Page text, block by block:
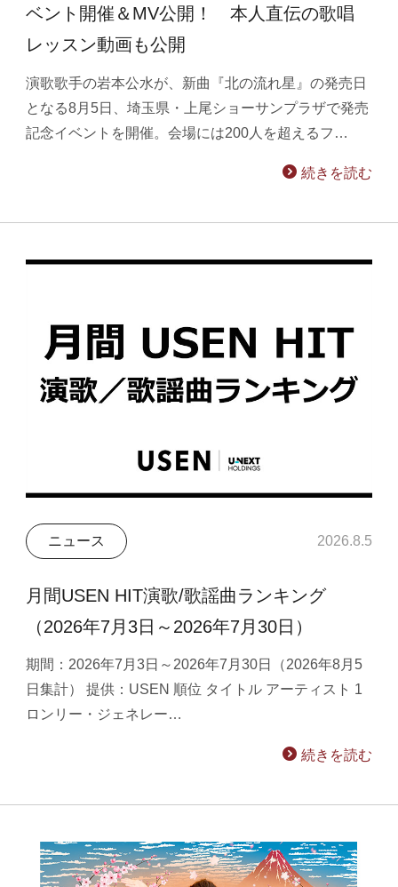
ベント開催＆MV公開！ 本人直伝の歌唱
レッスン動画も公開
演歌歌手の岩本公水が、新曲『北の流れ星』の発売日
となる8月5日、埼玉県・上尾ショーサンプラザで発売
記念イベントを開催。会場には200人を超えるフ…
続きを読む
ニュース 2026.8.5
月間USEN HIT演歌/歌謡曲ランキング
（2026年7月3日～2026年7月30日）
期間：2026年7月3日～2026年7月30日（2026年8月5
日集計） 提供：USEN 順位 タイトル アーティスト 1
ロンリー・ジェネレー…
続きを読む